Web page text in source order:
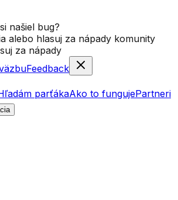
našiel bug?
alebo hlasuj za nápady komunity
za nápady
Feedback
parťákaAko to fungujePartneri